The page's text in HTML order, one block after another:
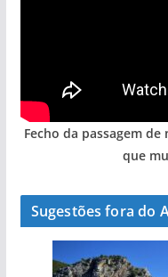
Fecho da passagem
que
Sugestões fora do